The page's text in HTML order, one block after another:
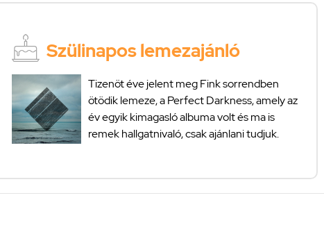
Szülinapos lemezajánló
Tizenöt éve jelent meg Fink sorrendben
ötödik lemeze, a Perfect Darkness, amely az
év egyik kimagasló albuma volt és ma is
remek hallgatnivaló, csak ajánlani tudjuk.